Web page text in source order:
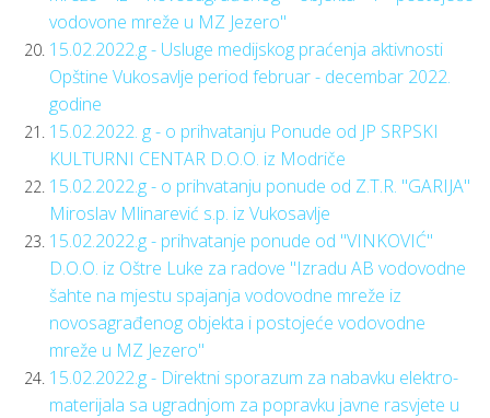
vodovone mreže u MZ Jezero"
15.02.2022.g - Usluge medijskog praćenja aktivnosti
Opštine Vukosavlje period februar - decembar 2022.
godine
15.02.2022. g - o prihvatanju Ponude od JP SRPSKI
KULTURNI CENTAR D.O.O. iz Modriče
15.02.2022.g - o prihvatanju ponude od Z.T.R. "GARIJA"
Miroslav Mlinarević s.p. iz Vukosavlje
15.02.2022.g - prihvatanje ponude od "VINKOVIĆ"
D.O.O. iz Oštre Luke za radove "Izradu AB vodovodne
šahte na mjestu spajanja vodovodne mreže iz
novosagrađenog objekta i postojeće vodovodne
mreže u MZ Jezero"
15.02.2022.g - Direktni sporazum za nabavku elektro-
materijala sa ugradnjom za popravku javne rasvjete u